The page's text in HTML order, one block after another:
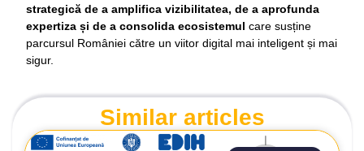
strategică de a amplifica vizibilitatea, de a aprofunda
expertiza și de a consolida ecosistemul care susține
parcursul României către un viitor digital mai inteligent și mai
sigur.
Similar articles